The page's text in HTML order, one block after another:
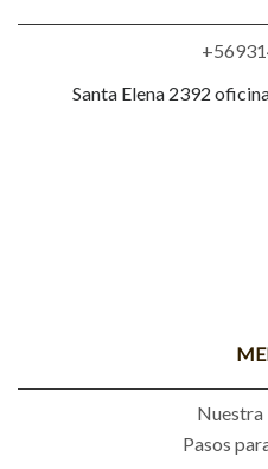
Santa Elena 2392
Pasos